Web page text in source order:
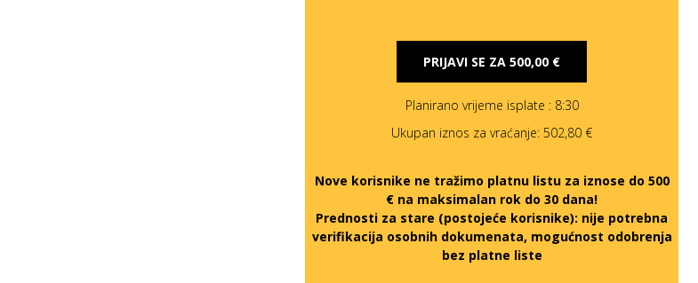
PRIJAVI SE ZA 500,00 €
Planirano vrijeme isplate : 8:30
Ukupan iznos za vraćanje: 502,80 €
Nove korisnike ne tražimo platnu listu za iznose do 500
€ na maksimalan rok do 30 dana!
Prednosti za stare (postojeće korisnike): nije potrebna
verifikacija osobnih dokumenata, mogućnost odobrenja
bez platne liste